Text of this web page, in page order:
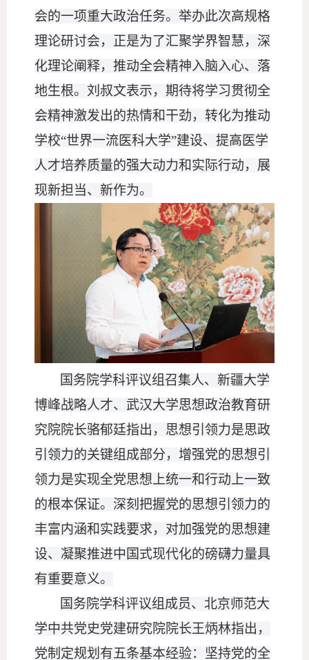
会的一项重大政治任务。举办此次高规格
理论研讨会，正是为了汇聚学界智慧，深
化理论阐释，推动全会精神入脑入心、落
地生根。刘叔文表示，期待将学习贯彻全
会精神激发出的热情和干劲，转化为推动
学校“世界一流医科大学”建设、提高医学
人才培养质量的强大动力和实际行动，展
现新担当、新作为。
国务院学科评议组召集人、新疆大学
博峰战略人才、武汉大学思想政治教育研
究院院长骆郁廷指出，思想引领力是思政
引领力的关键组成部分，增强党的思想引
领力是实现全党思想上统一和行动上一致
的根本保证。深刻把握党的思想引领力的
丰富内涵和实践要求，对加强党的思想建
设、凝聚推进中国式现代化的磅礴力量具
有重要意义。
国务院学科评议组成员、北京师范大
学中共党史党建研究院院长王炳林指出，
党制定规划有五条基本经验：坚持党的全